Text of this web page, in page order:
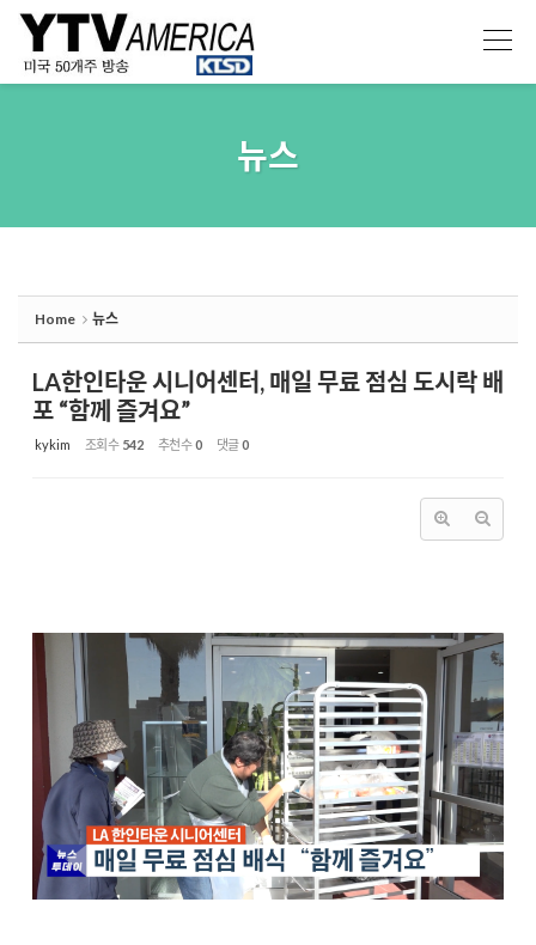
뉴스
Home 뉴스
LA한인타운 시니어센터, 매일 무료 점심 도시락 배
포 “함께 즐겨요”
kykim 조회 수 542 추천 수0 댓글0